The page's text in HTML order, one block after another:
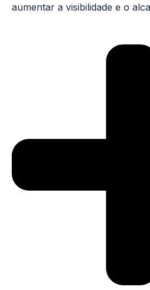
aumentar a visibilidade e o